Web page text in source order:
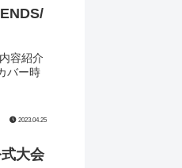
容紹介
バー時
2023.04.25
大会